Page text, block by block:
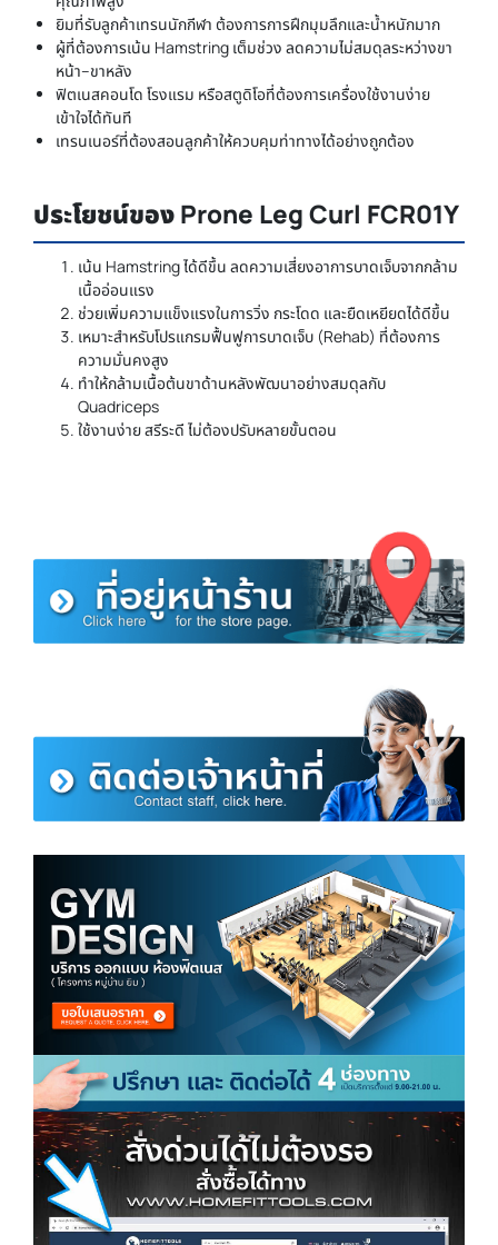
ยิมที่รับลูกค้าเทรนนักกีฬา ต้องการการฝึกมุมลึกและน้ำหนักมาก
ผู้ที่ต้องการเน้น Hamstring เต็มช่วง ลดความไม่สมดุลระหว่างขา
หน้า–ขาหลัง
ฟิตเนสคอนโด โรงแรม หรือสตูดิโอที่ต้องการเครื่องใช้งานง่าย
เข้าใจได้ทันที
เทรนเนอร์ที่ต้องสอนลูกค้าให้ควบคุมท่าทางได้อย่างถูกต้อง
ประโยชน์ของ Prone Leg Curl FCR01Y
เน้น Hamstring ได้ดีขึ้น ลดความเสี่ยงอาการบาดเจ็บจากกล้าม
เนื้ออ่อนแรง
ช่วยเพิ่มความแข็งแรงในการวิ่ง กระโดด และยืดเหยียดได้ดีขึ้น
เหมาะสำหรับโปรแกรมฟื้นฟูการบาดเจ็บ (Rehab) ที่ต้องการ
ความมั่นคงสูง
ทำให้กล้ามเนื้อต้นขาด้านหลังพัฒนาอย่างสมดุลกับ
Quadriceps
ใช้งานง่าย สรีระดี ไม่ต้องปรับหลายขั้นตอน